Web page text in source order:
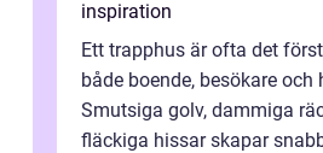
inspiration
Ett trapphus är ofta det
både boende, besökare och
Smutsiga golv, dammiga
fläckiga hissar skapar